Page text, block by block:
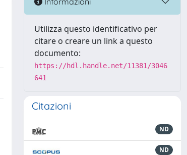
Utilizza questo identificativo per
citare o creare un link a questo
documento:
https://hdl.handle.net/11381/3046
641
Citazioni
ND
ND